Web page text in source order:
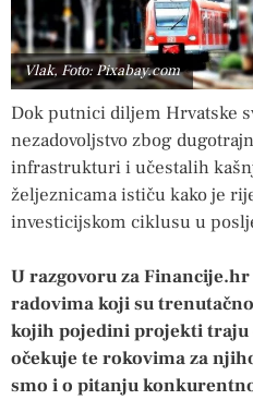
Vlak, Foto: Pixabay.com
Dok putnici diljem Hrvatske
nezadovoljstvo zbog
infrastrukturi i učestalih
željeznicama ističu kako je
investicijskom ciklusu u
U razgovoru za
radovima koji su
kojih pojedini projekti traju
očekuje te rokovima za
smo i o pitanju